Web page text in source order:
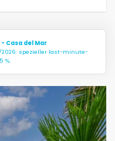
Casa del Mar
2026: spezieller last-minute-
%.